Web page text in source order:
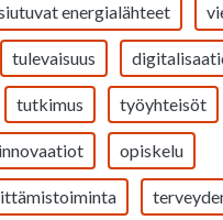
energialähteet
tulevaisuus
tutkimus työyhteisöt
innovaatiot opiskelu